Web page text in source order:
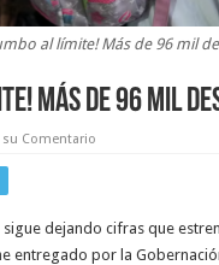
al límite! Más de 96 mil
Más de 96 mil
su Comentario
sigue dejando cifras que
entregado por la